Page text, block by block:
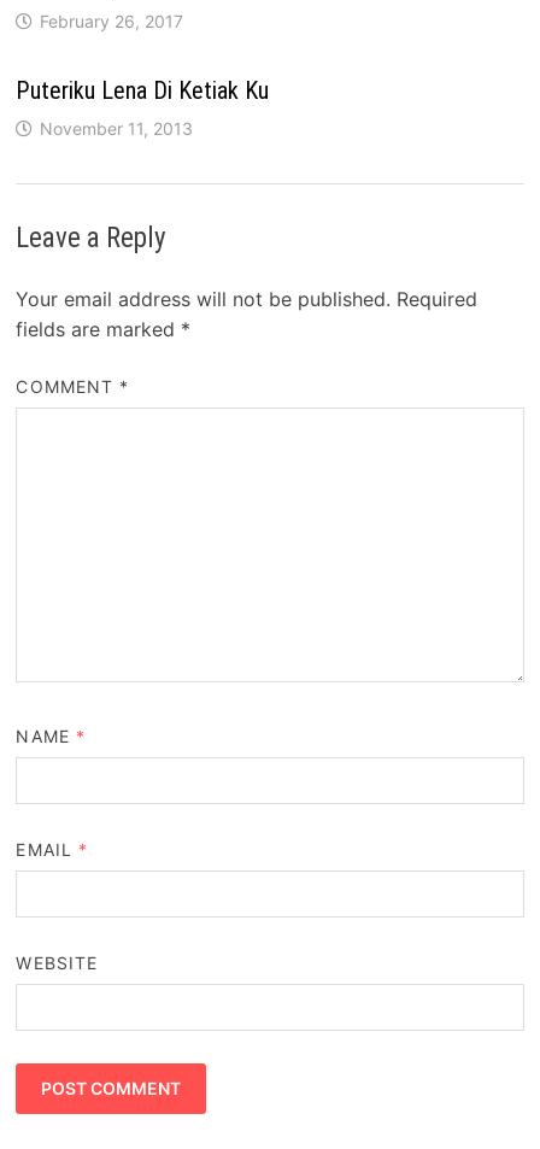
February 26, 2017
Puteriku Lena Di Ketiak Ku
November 11, 2013
Leave a Reply
Your email address will not be published. Required
fields are marked *
COMMENT *
NAME *
EMAIL *
WEBSITE